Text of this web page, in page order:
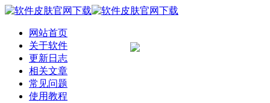
网站首页
关于软件
更新日志
相关文章
常见问题
使用教程